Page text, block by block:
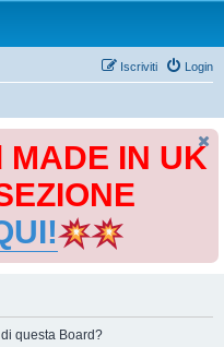
Login
Iscriviti
IN UK
questa Board?